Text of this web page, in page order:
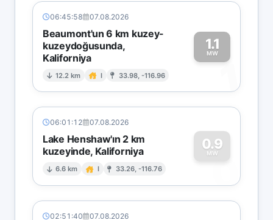
06:45:58 07.08.2026
Beaumont'un 6 km kuzey-
kuzeydoğusunda,
Kaliforniya
12.2 km I 33.98, -116.96
1.1
MW
1
06:01:12 07.08.2026
Lake Henshaw'ın 2 km
kuzeyinde, Kaliforniya
6.6 km I 33.26, -116.76
0.9
MW
0
02:51:40 07.08.2026